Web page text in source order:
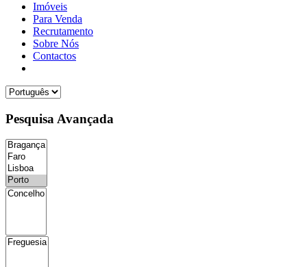
Imóveis
Para Venda
Recrutamento
Sobre Nós
Contactos
Pesquisa Avançada